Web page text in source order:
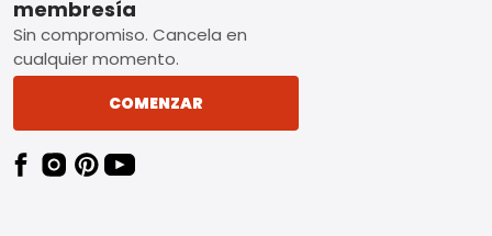
membresía
Sin compromiso. Cancela en
cualquier momento.
COMENZAR